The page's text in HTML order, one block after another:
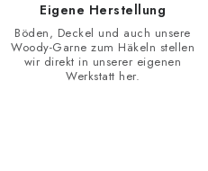
Eigene Herstellung
Böden, Deckel und auch unsere
Woody-Garne zum Häkeln stellen
wir direkt in unserer eigenen
Werkstatt her.